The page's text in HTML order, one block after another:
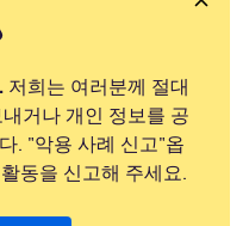
저희는 여러분께 절대
거나 개인 정보를 공
. "악용 사례 신고"옵
동을 신고해 주세요.